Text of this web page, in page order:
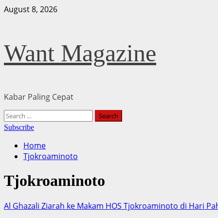
Skip
August 8, 2026
Want Magazine
Kabar Paling Cepat
Primary
Menu
Search
for:
Subscribe
Home
Tjokroaminoto
Tjokroaminoto
Al Ghazali Ziarah ke Makam HOS Tjokroaminoto di Hari